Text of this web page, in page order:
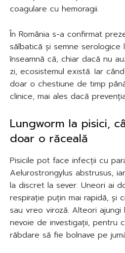
coagulare cu hemoragii.
În România s-a confirmat
sălbatică și semne serologice
înseamnă că, chiar dacă nu
zi, ecosistemul există. Iar
doar o chestiune de timp
clinice, mai ales dacă
Lungworm la pisici,
doar o răceală
Pisicile pot face infecții cu
Aelurostrongylus abstrusus,
la discret la sever. Uneori ai
respirație puțin mai rapidă, și
sau vreo viroză. Alteori
nevoie de investigații, pentru
răbdare să fie bolnave pe